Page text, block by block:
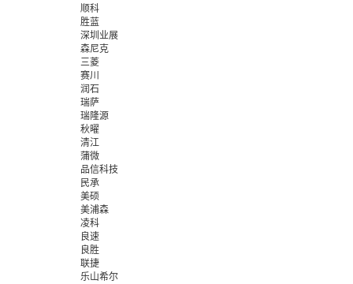
顺科
胜蓝
深圳业展
森尼克
三菱
赛川
润石
瑞萨
瑞隆源
秋曜
清江
蒲微
品信科技
民承
美硕
美浦森
凌科
良速
良胜
联捷
乐山希尔